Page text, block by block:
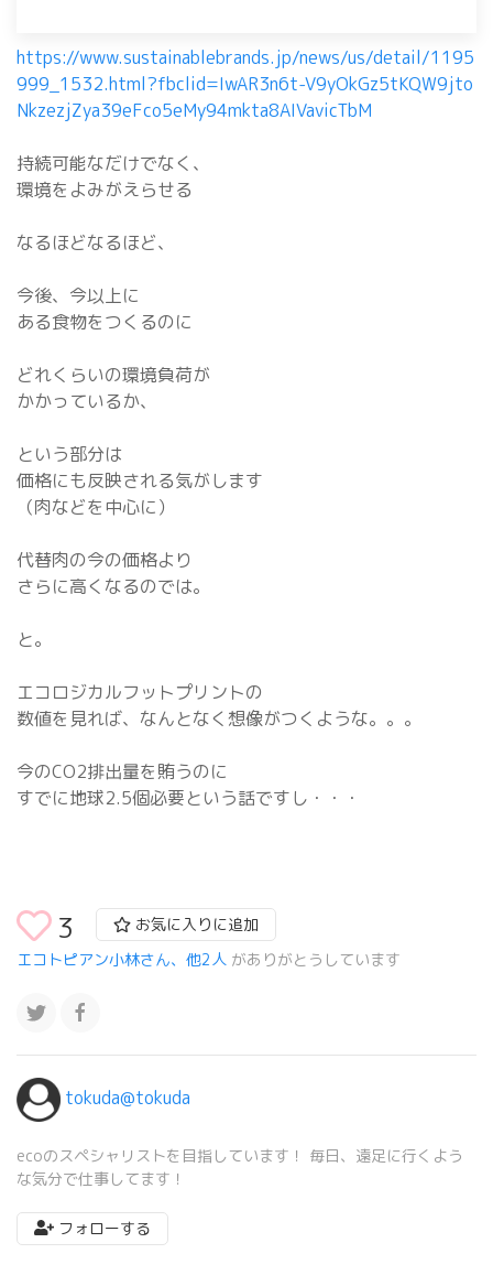
https://www.sustainablebrands.jp/news/us/detail/1195
999_1532.html?fbclid=IwAR3n6t-V9yOkGz5tKQW9jto
NkzezjZya39eFco5eMy94mkta8AIVavicTbM
持続可能なだけでなく、
環境をよみがえらせる
なるほどなるほど、
今後、今以上に
ある食物をつくるのに
どれくらいの環境負荷が
かかっているか、
という部分は
価格にも反映される気がします
（肉などを中心に）
代替肉の今の価格より
さらに高くなるのでは。
と。
エコロジカルフットプリントの
数値を見れば、なんとなく想像がつくような。。。
今のCO2排出量を賄うのに
すでに地球2.5個必要という話ですし・・・
3
お気に入りに追加
エコトピアン小林さん、他2人 がありがとうしています
tokuda@tokuda
ecoのスペシャリストを目指しています！ 毎日、遠足に行くよう
な気分で仕事してます！
フォローする